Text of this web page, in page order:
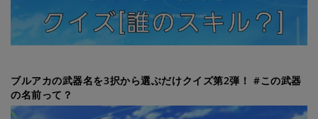
ブルアカの武器名を3択から選ぶだけクイズ第2弾！ #この武器
の名前って？